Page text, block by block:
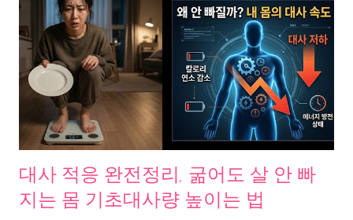
으로 보는 관절 통증의 진짜 원인 관절이 아픈 가장 큰 원인은 단순
하다. 연골이 닳는다. 연골은 뼈와 뼈 사이 충격을 흡수하는 쿠션 같
은 조직인데, 한번 닳으면 스스로 재생되지 않는다. 자생척추관절
연구소에 따르면 무릎관절염 환자가 매년 약 10만 명씩 증가하고
있으며, 주요 원인은 노화에 의한 관절 퇴행 이다. 여기에 생활 습관
이 겹친다. 경향신문 보도에 따르면 중년 여성의 경우 무리한 다이
어트로 인한 근손실이 퇴행성 관절염의 원인이 될 수 있다 는 분석
도 있다. 또한 쪼그려 앉기, 양반다리 같은 자세가 무릎 관절에 평소
보다 7배의 압박을 가한다는 사실도 확인된다. 연골이 닳는 속도는
빨라지는데, 채워주는 속도는 따라가지 못한다. 바로 이 간극에서
대사 적응 완전정리, 굶어도 살 안 빠
지는 몸 기초대사량 높이는 법